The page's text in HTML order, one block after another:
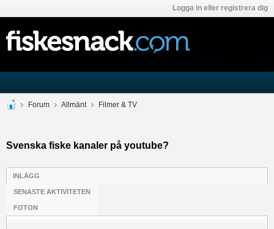
Logga in eller registrera dig
Forum Allmänt Filmer & TV
Svenska fiske kanaler på youtube?
INLÄGG
SENASTE AKTIVITETEN
FOTON